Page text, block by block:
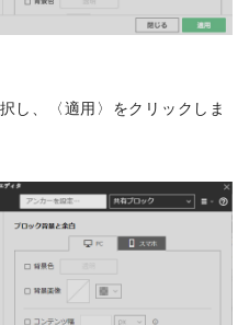
し、〈適用〉をクリックしま